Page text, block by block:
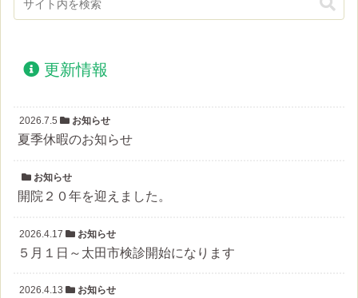
更新情報
2026.7.5 お知らせ
夏季休暇のお知らせ
お知らせ
開院２０年を迎えました。
2026.4.17 お知らせ
５月１日～太田市検診開始になります
2026.4.13 お知らせ